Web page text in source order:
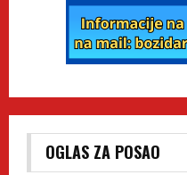
OGLAS ZA POSAO